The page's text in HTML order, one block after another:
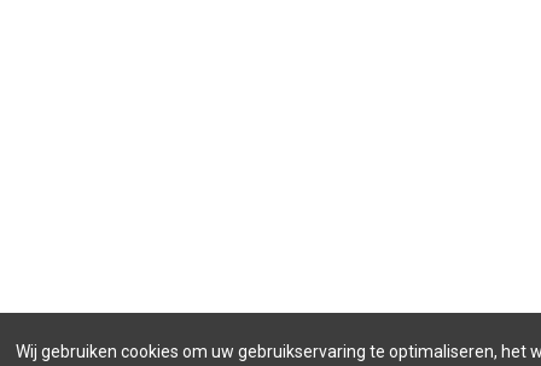
Wij gebruiken cookies om uw gebruikservaring te optimaliseren, het